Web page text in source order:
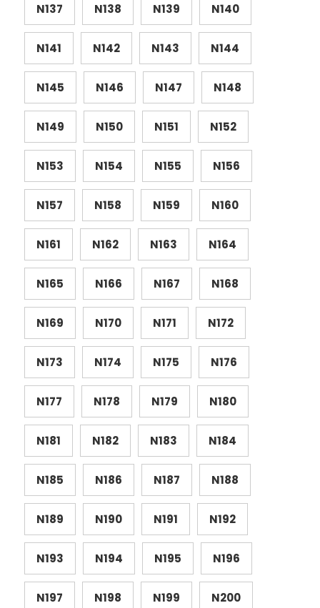
N137 N138 N139 N140
N141 N142 N143 N144
N145 N146 N147 N148
N149 N150 N151 N152
N153 N154 N155 N156
N157 N158 N159 N160
N161 N162 N163 N164
N165 N166 N167 N168
N169 N170 N171 N172
N173 N174 N175 N176
N177 N178 N179 N180
N181 N182 N183 N184
N185 N186 N187 N188
N189 N190 N191 N192
N193 N194 N195 N196
N197 N198 N199 N200